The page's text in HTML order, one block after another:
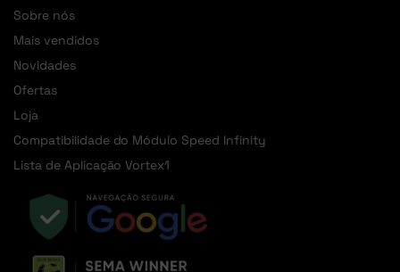
Sobre nós
Mais vendidos
Novidades
Ofertas
Loja
Compatibilidade do Módulo Speed Infinity
Lista de Aplicação Vortex1